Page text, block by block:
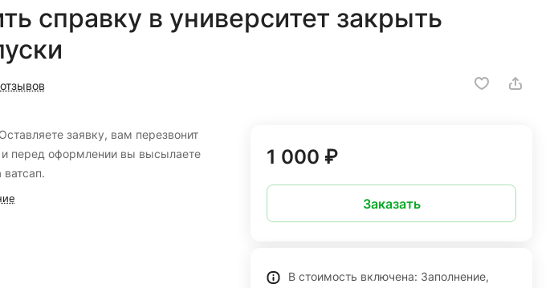
справку в университет закрыть
заявку, вам перезвонит
и перед оформлении вы высылаете
1 000 ₽
Заказать
В стоимость включена: Заполнение,